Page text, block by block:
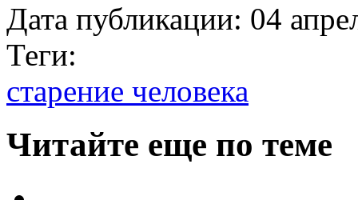
Дата публикации: 04
Теги:
старение человека
Читайте еще по теме